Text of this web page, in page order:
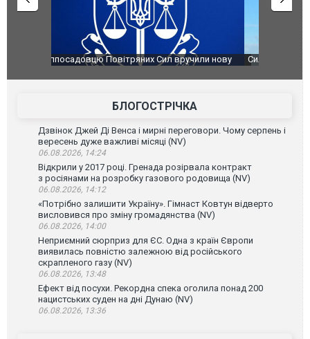
Сили оборони уразили Ярославський НПЗ:
атаку. ВІДЕО
Неймар
БЛОГОСТРІЧКА
Дзвінок Джей Ді Венса і мирні переговори. Чому серпень і
вересень дуже важливі місяці (NV)
06.08.2026, 14:24
Відкрили у 2017 році. Гренада розірвала контракт
з росіянами на розробку газового родовища (NV)
06.08.2026, 14:12
«Потрібно залишити Україну». Гімнаст Ковтун відверто
висловився про зміну громадянства (NV)
06.08.2026, 14:00
Неприємний сюрприз для ЄС. Одна з країн Європи
виявилась повністю залежною від російського
скрапленого газу (NV)
06.08.2026, 13:48
Ефект від посухи. Рекордна спека оголила понад 200
нацистських суден на дні Дунаю (NV)
06.08.2026, 13:36